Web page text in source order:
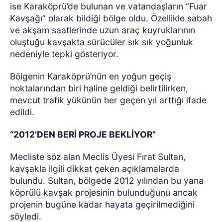
ise Karaköprü’de bulunan ve vatandaşların “Fuar
Kavşağı” olarak bildiği bölge oldu. Özellikle sabah
ve akşam saatlerinde uzun araç kuyruklarının
oluştuğu kavşakta sürücüler sık sık yoğunluk
nedeniyle tepki gösteriyor.
Bölgenin Karaköprü’nün en yoğun geçiş
noktalarından biri haline geldiği belirtilirken,
mevcut trafik yükünün her geçen yıl arttığı ifade
edildi.
“2012’DEN BERİ PROJE BEKLİYOR”
Mecliste söz alan Meclis Üyesi Fırat Sultan,
kavşakla ilgili dikkat çeken açıklamalarda
bulundu. Sultan, bölgede 2012 yılından bu yana
köprülü kavşak projesinin bulunduğunu ancak
projenin bugüne kadar hayata geçirilmediğini
söyledi.